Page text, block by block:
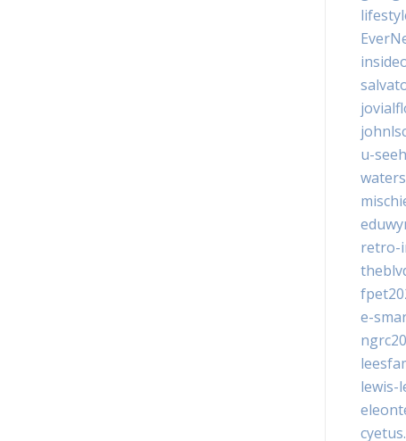
u-
retro-
e-
lewis-